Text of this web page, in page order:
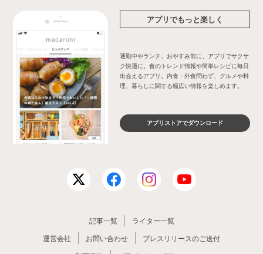
アプリでもっと楽しく
通勤中やランチ、おやすみ前に、アプリでサクサ
ク快適に。食のトレンド情報や簡単レシピに毎日
出会えるアプリ。内食・外食問わず、グルメや料
理、暮らしに関する幅広い情報を楽しめます。
アプリストアでダウンロード
記事一覧
ライター一覧
運営会社
お問い合わせ
プレスリリースのご送付